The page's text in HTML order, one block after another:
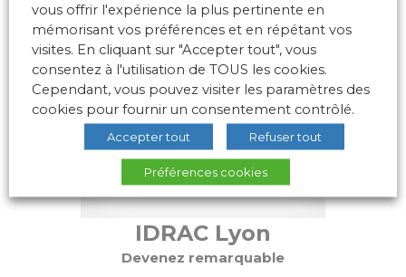
#ConnectingTalents. Graduate
school of management
IDRAC Lyon
Devenez remarquable
vous offrir l'expérience la plus pertinente en
mémorisant vos préférences et en répétant vos
visites. En cliquant sur "Accepter tout", vous
consentez à l'utilisation de TOUS les cookies.
Cependant, vous pouvez visiter les paramètres des
cookies pour fournir un consentement contrôlé.
Accepter tout Refuser tout
Préférences cookies